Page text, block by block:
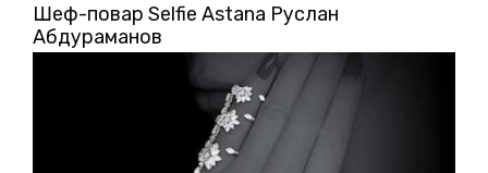
Шеф-повар Selfie Astana Руслан
Абдураманов